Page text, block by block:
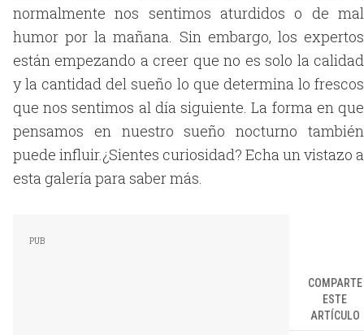
normalmente nos sentimos aturdidos o de mal
humor por la mañana. Sin embargo, los expertos
están empezando a creer que no es solo la calidad
y la cantidad del sueño lo que determina lo frescos
que nos sentimos al día siguiente. La forma en que
pensamos en nuestro sueño nocturno también
puede influir.¿Sientes curiosidad? Echa un vistazo a
esta galería para saber más.
COMPARTE
ESTE
ARTÍCULO